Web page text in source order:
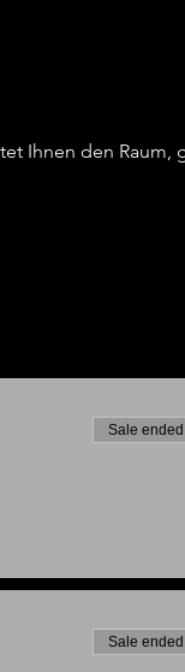
Ihnen den Raum,
Sale ended
Sale ended